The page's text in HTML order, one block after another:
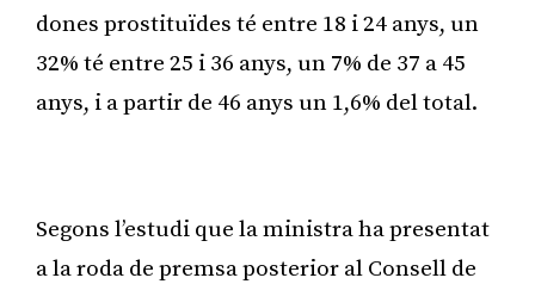
dones prostituïdes té entre 18 i 24 anys, un
32% té entre 25 i 36 anys, un 7% de 37 a 45
anys, i a partir de 46 anys un 1,6% del total.
Segons l’estudi que la ministra ha presentat
a la roda de premsa posterior al Consell de